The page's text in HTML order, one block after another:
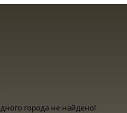
города не найдено!